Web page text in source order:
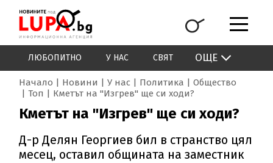
ЛЮБОПИТНО У НАС СВЯТ ОЩЕ
Начало Новини У нас Политика
Общество
Топ
Кметът на "Изгрев" ще си ходи?
Кметът на "Изгрев" ще си ходи?
Д-р Делян Георгиев бил в странство цял
месец, оставил общината на заместник